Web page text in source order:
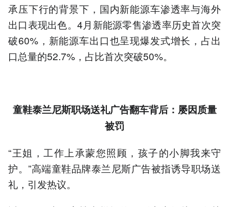
承压下行的背景下，国内新能源车渗透率与海外
出口表现出色。4月新能源零售渗透率历史首次突
破60%，新能源车出口也呈现爆发式增长，占出
口总量的52.7%，占比首次突破50%。
童鞋泰兰尼斯职场送礼广告翻车背后：屡因质量
被罚
“王姐，工作上承蒙您照顾，孩子的小脚我来守
护。”高端童鞋品牌泰兰尼斯广告被指诱导职场送
礼，引发热议。